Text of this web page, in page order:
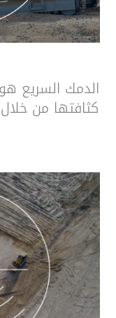
الدمك السريع
كثافتها من